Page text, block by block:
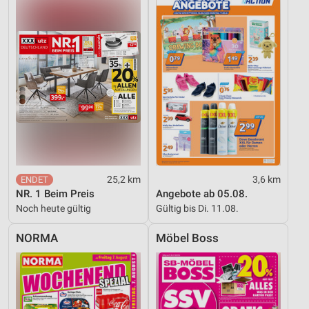
25,2 km
NR. 1 Beim Preis
Noch heute gültig
3,6 km
Angebote ab 05.08.
Gültig bis Di. 11.08.
NORMA Möbel Boss
Verwendung genauer Standortdaten
Geräte anhand von aktiv angeforderten
Informationen identifizieren
Nicht-IAB-Verarbeitungszwecke:
Notwendig
Performance
Werbung